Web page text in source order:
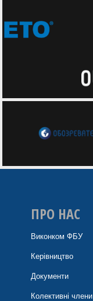
ПРО НАС
Виконком ФБУ
Керівництво
Документи
Колективні члени